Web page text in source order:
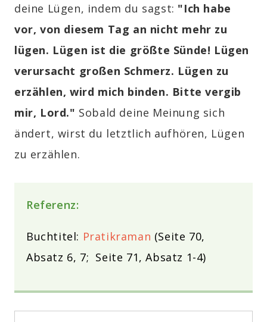
deine Lügen, indem du sagst: "Ich habe
vor, von diesem Tag an nicht mehr zu
lügen. Lügen ist die größte Sünde! Lügen
verursacht großen Schmerz. Lügen zu
erzählen, wird mich binden. Bitte vergib
mir, Lord." Sobald deine Meinung sich
ändert, wirst du letztlich aufhören, Lügen
zu erzählen.
Referenz:
Buchtitel: Pratikraman (Seite 70,
Absatz 6, 7; Seite 71, Absatz 1-4)